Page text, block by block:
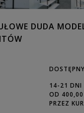
DUDA
DOSTĘPNY
14-21 DNI
OD
PRZEZ